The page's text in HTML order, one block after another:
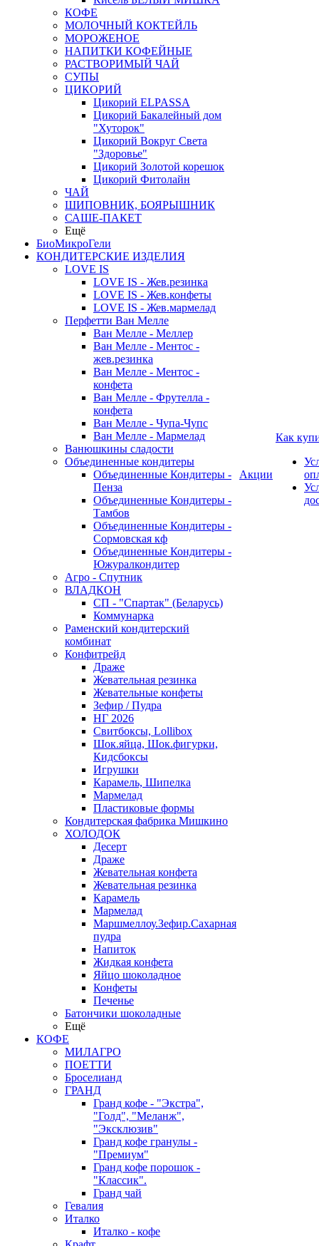
КОФЕ
МОЛОЧНЫЙ КОКТЕЙЛЬ
МОРОЖЕНОЕ
НАПИТКИ КОФЕЙНЫЕ
РАСТВОРИМЫЙ ЧАЙ
СУПЫ
ЦИКОРИЙ
Цикорий ELPASSA
Цикорий Бакалейный дом
"Хуторок"
Цикорий Вокруг Света
"Здоровье"
Цикорий Золотой корешок
Цикорий Фитолайн
ЧАЙ
ШИПОВНИК, БОЯРЫШНИК
САШЕ-ПАКЕТ
Ещё
БиоМикроГели
КОНДИТЕРСКИЕ ИЗДЕЛИЯ
LOVE IS
LOVE IS - Жев.резинка
LOVE IS - Жев.конфеты
LOVE IS - Жев.мармелад
Перфетти Ван Мелле
Ван Мелле - Меллер
Ван Мелле - Ментос -
жев.резинка
Ван Мелле - Ментос -
конфета
Ван Мелле - Фрутелла -
конфета
Ван Мелле - Чупа-Чупс
Ван Мелле - Мармелад
Ванюшкины сладости
Объединенные кондитеры
Объединенные Кондитеры -
Пенза
Объединенные Кондитеры -
Тамбов
Объединенные Кондитеры -
Сормовская кф
Объединенные Кондитеры -
Южуралкондитер
Агро - Спутник
ВЛАДКОН
СП - "Спартак" (Беларусь)
Коммунарка
Раменский кондитерский
комбинат
Конфитрейд
Драже
Жевательная резинка
Жевательные конфеты
Зефир / Пудра
НГ 2026
Свитбоксы, Lollibox
Шок.яйца, Шок.фигурки,
Кидсбоксы
Игрушки
Карамель, Шипелка
Мармелад
Пластиковые формы
Кондитерская фабрика Мишкино
ХОЛОДОК
Десерт
Драже
Жевательная конфета
Жевательная резинка
Карамель
Мармелад
Маршмеллоу.Зефир.Сахарная
пудра
Напиток
Жидкая конфета
Яйцо шоколадное
Конфеты
Печенье
Батончики шоколадные
Ещё
КОФЕ
МИЛАГРО
ПОЕТТИ
Броселианд
ГРАНД
Гранд кофе - "Экстра",
"Голд", "Меланж",
"Эксклюзив"
Гранд кофе гранулы -
"Премиум"
Гранд кофе порошок -
"Классик".
Гранд чай
Гевалия
Италко
Италко - кофе
Акции
Как